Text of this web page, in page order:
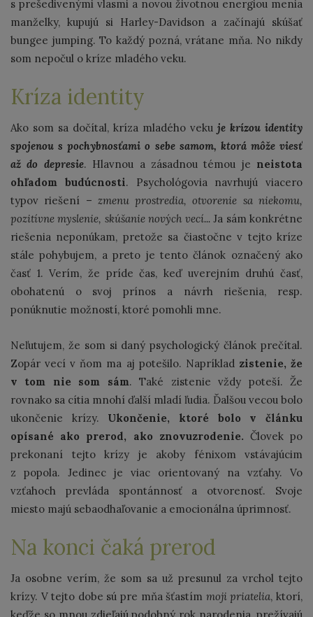
s prešedivenými vlasmi a novou životnou energiou menia
manželky, kupujú si Harley-Davidson a začínajú skúšať
bungee jumping. To každý pozná, vrátane mňa. No nikdy
som nepočul o kríze mladého veku.
Kríza identity
Ako som sa dočítal, kríza mladého veku je krízou identity
spojenou s pochybnosťami o sebe samom, ktorá môže viesť
až do depresie. Hlavnou a zásadnou témou je neistota
ohľadom budúcnosti. Psychológovia navrhujú viacero
typov riešení – zmenu prostredia, otvorenie sa niekomu,
pozitívne myslenie, skúšanie nových vecí... Ja sám konkrétne
riešenia neponúkam, pretože sa čiastočne v tejto kríze
stále pohybujem, a preto je tento článok označený ako
časť 1. Verím, že príde čas, keď uverejním druhú časť,
obohatenú o svoj prínos a návrh riešenia, resp.
ponúknutie možností, ktoré pomohli mne.
Neľutujem, že som si daný psychologický článok prečítal.
Zopár vecí v ňom ma aj potešilo. Napríklad zistenie, že
v tom nie som sám. Také zistenie vždy poteší. Že
rovnako sa cítia mnohí ďalší mladí ľudia. Ďalšou vecou bolo
ukončenie krízy. Ukončenie, ktoré bolo v článku
opísané ako prerod, ako znovuzrodenie. Človek po
prekonaní tejto krízy je akoby fénixom vstávajúcim
z popola. Jedinec je viac orientovaný na vzťahy. Vo
vzťahoch prevláda spontánnosť a otvorenosť. Svoje
miesto majú sebaodhaľovanie a emocionálna úprimnosť.
Na konci čaká prerod
Ja osobne verím, že som sa už presunul za vrchol tejto
krízy. V tejto dobe sú pre mňa šťastím moji priatelia, ktorí,